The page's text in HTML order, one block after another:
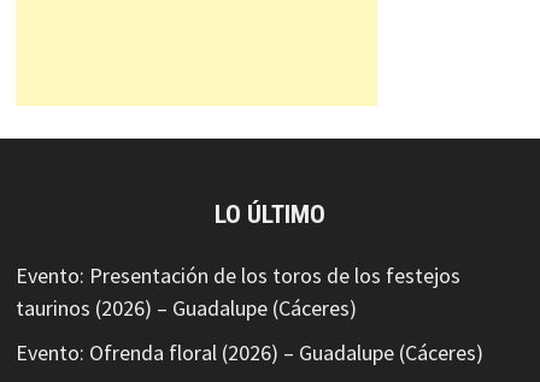
LO ÚLTIMO
Evento: Presentación de los toros de los festejos
taurinos (2026) – Guadalupe (Cáceres)
Evento: Ofrenda floral (2026) – Guadalupe (Cáceres)